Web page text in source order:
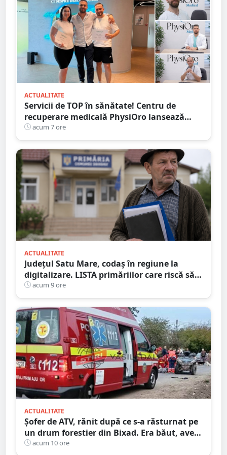
ACTUALITATE
Servicii de TOP în sănătate! Centru de
recuperare medicală PhysiOro lansează
Divizia medicală PhysiOro
acum 7 ore
ACTUALITATE
Județul Satu Mare, codaș în regiune la
digitalizare. LISTA primăriilor care riscă să
piardă bani de la buget
acum 9 ore
ACTUALITATE
Șofer de ATV, rănit după ce s-a răsturnat pe
un drum forestier din Bixad. Era băut, avea
permisul anulat, iar vehiculul nu era
acum 10 ore